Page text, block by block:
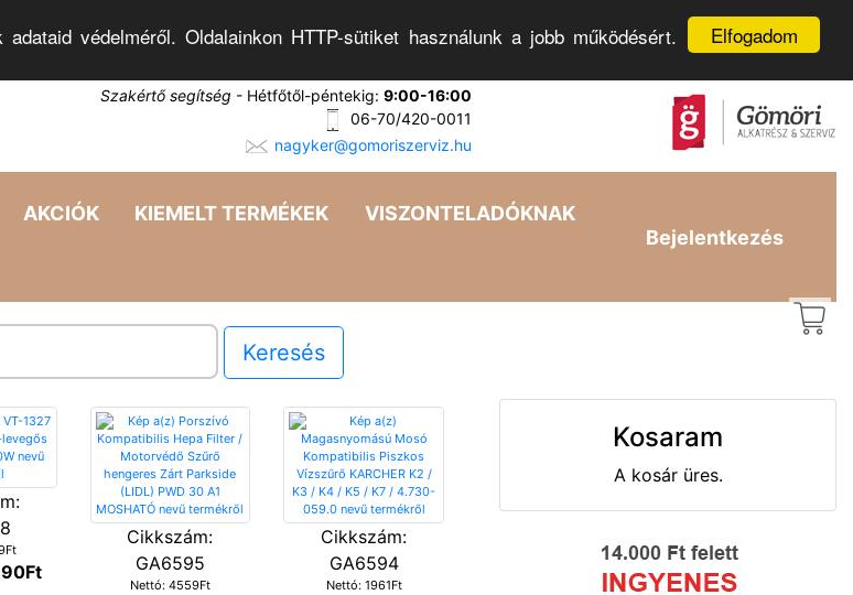
Elfogadom
adataid védelméről. Oldalainkon HTTP-sütiket használunk a jobb működésért.
Szakértő segítség - Hétfőtől-péntekig: 9:00-16:00
06-70/420-0011
nagyker@gomoriszerviz.hu
AKCIÓK KIEMELT TERMÉKEK VISZONTELADÓKNAK
Bejelentkezés
Keresés
Cikkszám:
GA6595
Nettó: 4559Ft
Cikkszám:
GA6594
Nettó: 1961Ft
Kosaram
A kosár üres.